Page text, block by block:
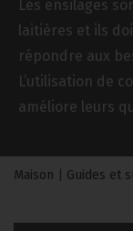
Les ensilages
laitières et ils
répondre aux
L’utilisation de
améliore leurs
Maison Guides et